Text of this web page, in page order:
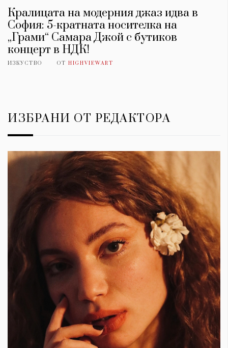
Кралицата на модерния джаз идва в
София: 5-кратната носителка на
„Грами“ Самара Джой с бутиков
концерт в НДК!
ИЗКУСТВО ОТ HIGHVIEWART
ИЗБРАНИ ОТ РЕДАКТОРА